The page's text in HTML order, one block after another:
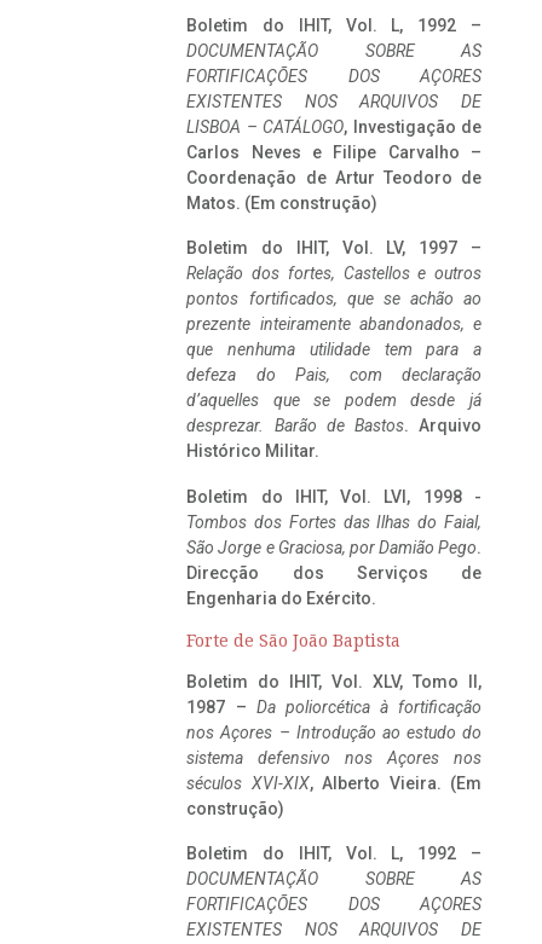
Boletim do IHIT, Vol. L, 1992 –
DOCUMENTAÇÃO SOBRE AS
FORTIFICAÇÕES DOS AÇORES
EXISTENTES NOS ARQUIVOS DE
LISBOA – CATÁLOGO, Investigação de
Carlos Neves e Filipe Carvalho –
Coordenação de Artur Teodoro de
Matos. (Em construção)
Boletim do IHIT, Vol. LV, 1997 –
Relação dos fortes, Castellos e outros
pontos fortificados, que se achão ao
prezente inteiramente abandonados, e
que nenhuma utilidade tem para a
defeza do Pais, com declaração
d’aquelles que se podem desde já
desprezar. Barão de Bastos. Arquivo
Histórico Militar.
Boletim do IHIT, Vol. LVI, 1998 -
Tombos dos Fortes das Ilhas do Faial,
São Jorge e Graciosa, por Damião Pego.
Direcção dos Serviços de
Engenharia do Exército.
Forte de São João Baptista
Boletim do IHIT, Vol. XLV, Tomo II,
1987 – Da poliorcética à fortificação
nos Açores – Introdução ao estudo do
sistema defensivo nos Açores nos
séculos XVI-XIX, Alberto Vieira. (Em
construção)
Boletim do IHIT, Vol. L, 1992 –
DOCUMENTAÇÃO SOBRE AS
FORTIFICAÇÕES DOS AÇORES
EXISTENTES NOS ARQUIVOS DE